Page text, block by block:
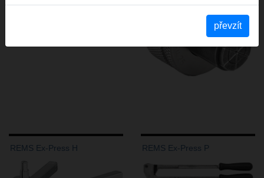
REMS Ex-Press H REMS Ex-Press P
převzít